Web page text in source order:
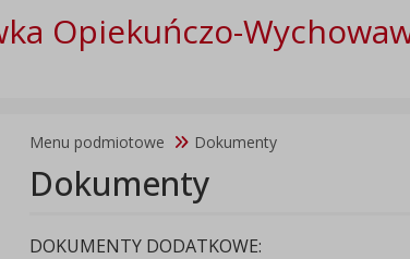
Opiekuńczo-
Menu podmiotowe Dokumenty
Dokumenty
DOKUMENTY DODATKOWE: